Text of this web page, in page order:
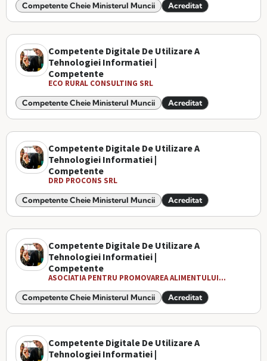
Competente Cheie Ministerul Muncii Acreditat
Competente Digitale De Utilizare A
Tehnologiei Informatiei |
Competente
ECO RURAL CONSULTING SRL
Competente Cheie Ministerul Muncii Acreditat
Competente Digitale De Utilizare A
Tehnologiei Informatiei |
Competente
DRD PROCONS SRL
Competente Cheie Ministerul Muncii Acreditat
Competente Digitale De Utilizare A
Tehnologiei Informatiei |
Competente
ASOCIATIA PENTRU PROMOVAREA ALIMENTULUI...
Competente Cheie Ministerul Muncii Acreditat
Competente Digitale De Utilizare A
Tehnologiei Informatiei |